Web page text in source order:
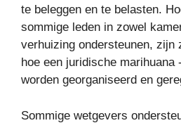
te beleggen en te belasten.
sommige leden in zowel
verhuizing ondersteunen, zijn
hoe een juridische marihuana
worden georganiseerd en
Sommige wetgevers